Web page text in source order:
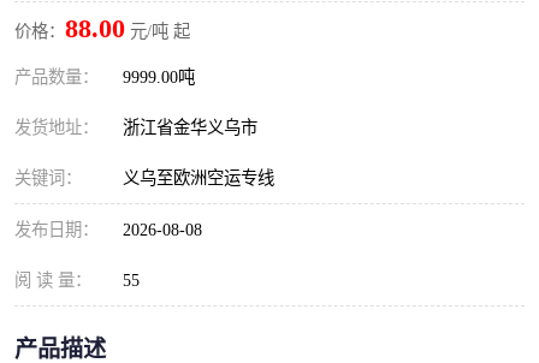
价格： 88.00 元/吨 起
产品数量： 9999.00吨
发货地址： 浙江省金华义乌市
关键词： 义乌至欧洲空运专线
发布日期： 2026-08-08
阅 读 量： 55
产品描述